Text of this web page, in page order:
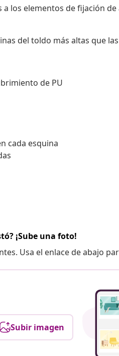
los elementos de fijación
del toldo más altas que
de PU
cada esquina
¡Sube una foto!
Usa el enlace de abajo
Subir imagen